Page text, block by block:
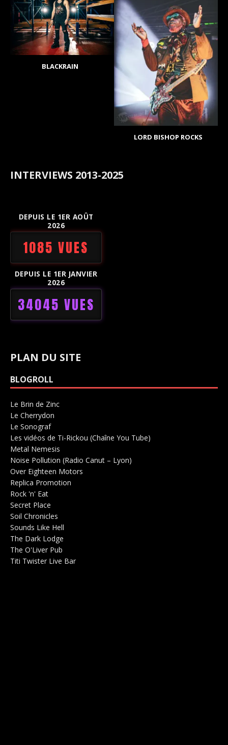
BLACKRAIN
LORD BISHOP ROCKS
INTERVIEWS 2013-2025
DEPUIS LE 1ER AOÛT
2026
1085 VUES
DEPUIS LE 1ER JANVIER
2026
34045 VUES
PLAN DU SITE
BLOGROLL
Le Brin de Zinc
Le Cherrydon
Le SonografSalle de concerts 0
Les vidéos de Ti-Rickou (Chaîne You Tube)
Metal Nemesis
Noise Pollution (Radio Canut – Lyon)
Over Eighteen Motors
Replica Promotion
Rock 'n' Eat
Secret Place
Soil Chronicles
Sounds Like Hell
The Dark Lodge
The O'Liver Pub
Titi Twister Live Bar